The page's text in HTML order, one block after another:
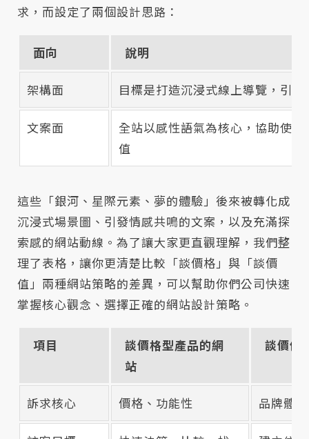
求，而設定了兩個設計思路：
面向 說明
架構面 目標是打造沉浸式線上導覽，引
文案面
全站以感性語氣為核心，協助使
值
這些「銀河、星際元素、夢的體驗」後來被轉化成
沉浸式場景圖、引發情感共鳴的文案，以及充滿探
索感的網站動線。為了讓大家更直觀理解，我們整
理了表格，讓你更清楚比較「談價格」與「談價
值」兩種網站策略的差異，可以幫助你們公司快速
掌握核心觀念、選擇正確的網站設計策略。
項目
談價格型產品的網
站
談價值
訴求核心 價格、功能性 品牌體